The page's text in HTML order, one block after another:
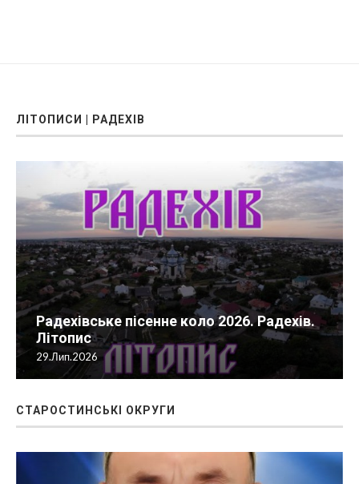
ЛІТОПИСИ | РАДЕХІВ
Радехівське пісенне коло 2026. Радехів.
Літопис
29.Лип.2026
СТАРОСТИНСЬКІ ОКРУГИ